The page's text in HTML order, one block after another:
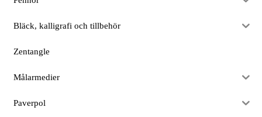
Bläck, kalligrafi och tillbehör
Zentangle
Målarmedier
Paverpol